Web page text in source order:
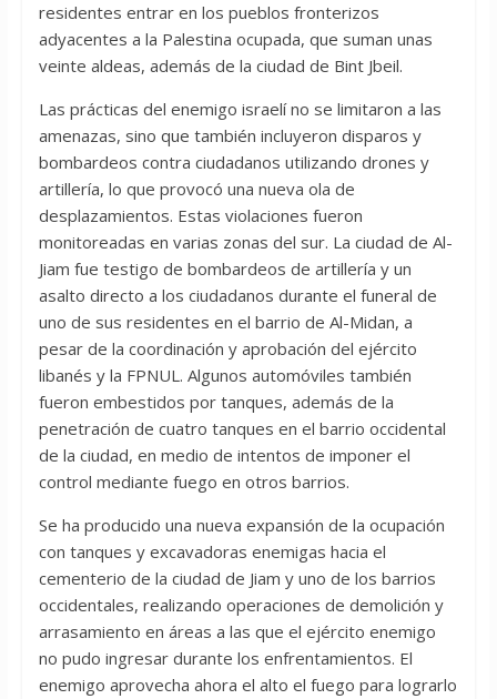
residentes entrar en los pueblos fronterizos
adyacentes a la Palestina ocupada, que suman unas
veinte aldeas, además de la ciudad de Bint Jbeil.
Las prácticas del enemigo israelí no se limitaron a las
amenazas, sino que también incluyeron disparos y
bombardeos contra ciudadanos utilizando drones y
artillería, lo que provocó una nueva ola de
desplazamientos. Estas violaciones fueron
monitoreadas en varias zonas del sur. La ciudad de Al-
Jiam fue testigo de bombardeos de artillería y un
asalto directo a los ciudadanos durante el funeral de
uno de sus residentes en el barrio de Al-Midan, a
pesar de la coordinación y aprobación del ejército
libanés y la FPNUL. Algunos automóviles también
fueron embestidos por tanques, además de la
penetración de cuatro tanques en el barrio occidental
de la ciudad, en medio de intentos de imponer el
control mediante fuego en otros barrios.
Se ha producido una nueva expansión de la ocupación
con tanques y excavadoras enemigas hacia el
cementerio de la ciudad de Jiam y uno de los barrios
occidentales, realizando operaciones de demolición y
arrasamiento en áreas a las que el ejército enemigo
no pudo ingresar durante los enfrentamientos. El
enemigo aprovecha ahora el alto el fuego para lograrlo